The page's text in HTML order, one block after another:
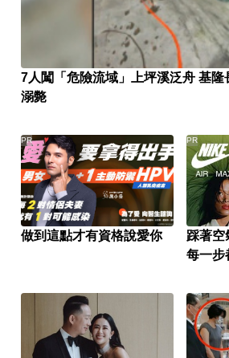
7人闖「危險流域」上坪溪泛舟 基隆
溺斃
做到這點才有資格說愛你
PR
踩著空
每一步
PR